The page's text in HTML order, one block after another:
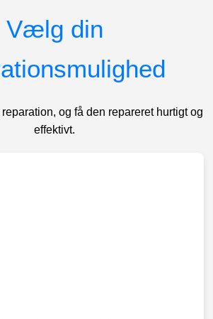
Vælg din
og få den repareret hurtigt og
effektivt.